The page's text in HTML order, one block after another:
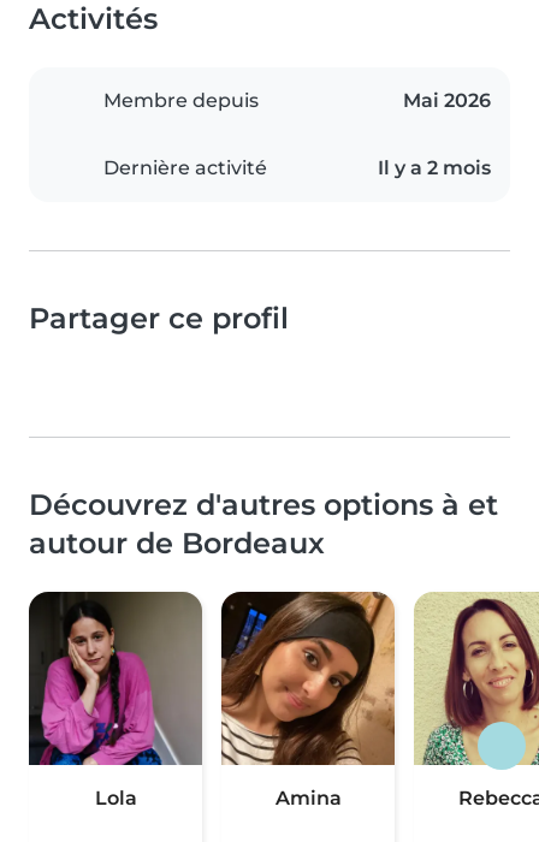
Activités
Membre depuis Mai 2026
Dernière activité Il y a 2 mois
Partager ce profil
Découvrez d'autres options à et
autour de Bordeaux
Lola Amina